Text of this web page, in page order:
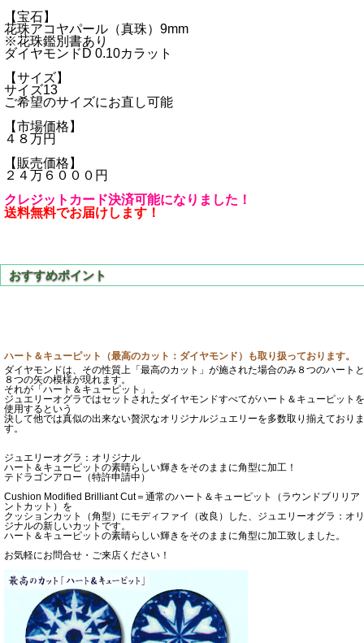
【宝石】
花珠アコヤパール（真珠）9mm
※花珠鑑別書あり
ダイヤモンドD 0.10カラット
【サイズ】
サイズ13
ご希望のサイズにお直し可能
【市場価格】
４８万円
【販売価格】
２４万６０００円
クレジットカード決済可能になりました！
送料無料でお届けします！
ハート＆キューピット（最高のカット：ダイヤモンド）も取り扱っております。
ダイヤモンドは、その性質上「最高のカット」が施された場合のみ８つのハートと
８つの矢の模様が現れます。
それが「ハート＆キューピット」。
ジュエリーオグラではセットされたダイヤモンドすべてがハート＆キューピットを
使用するという
決して他では真似の出来ない贅沢なオリジナルジュエリーを多数取り揃えておりま
す。
ジュエリーオグラ：オリジナル
ハート＆キューピットの素晴らしい輝きをそのままに角型に加工！
テドラゴンアロー（特許申請中）
Cushion Modified Brilliant Cut＝通常のハート＆キューピット（ラウンドブリリア
ントカット）を
クッションカット（角型）にモディファイ（改良）した、ジュエリーオグラ：オリ
ジナルの新しいカットです。
ハート＆キューピットの素晴らしい輝きをそのままに角型に加工致しました。
お気軽にお問合せ・ご来店ください！